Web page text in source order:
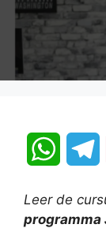
W
a l
Leer de
programma